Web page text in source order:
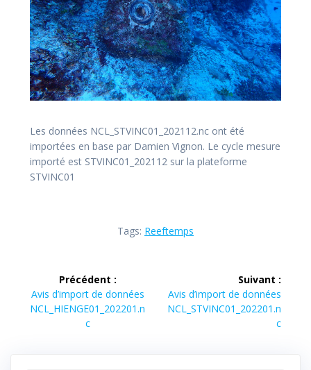
Les données NCL_STVINC01_202112.nc ont été
importées en base par Damien Vignon. Le cycle mesure
importé est STVINC01_202112 sur la plateforme
STVINC01
Tags: Reeftemps
Navigation
de
l’article
Précédent :
Article
précédent :
Avis d’import de données
NCL_HIENGE01_202201.n
c
Suivant :
Article
suivant :
Avis d’import de données
NCL_STVINC01_202201.n
c